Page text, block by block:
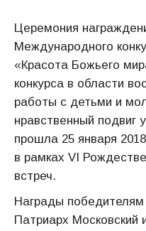
Церемония
Международного
«Красота Божьего
конкурса в области
работы с детьми и
нравственный подвиг
прошла 25 января
в рамках VI
встреч.
Награды
Патриарх Московский